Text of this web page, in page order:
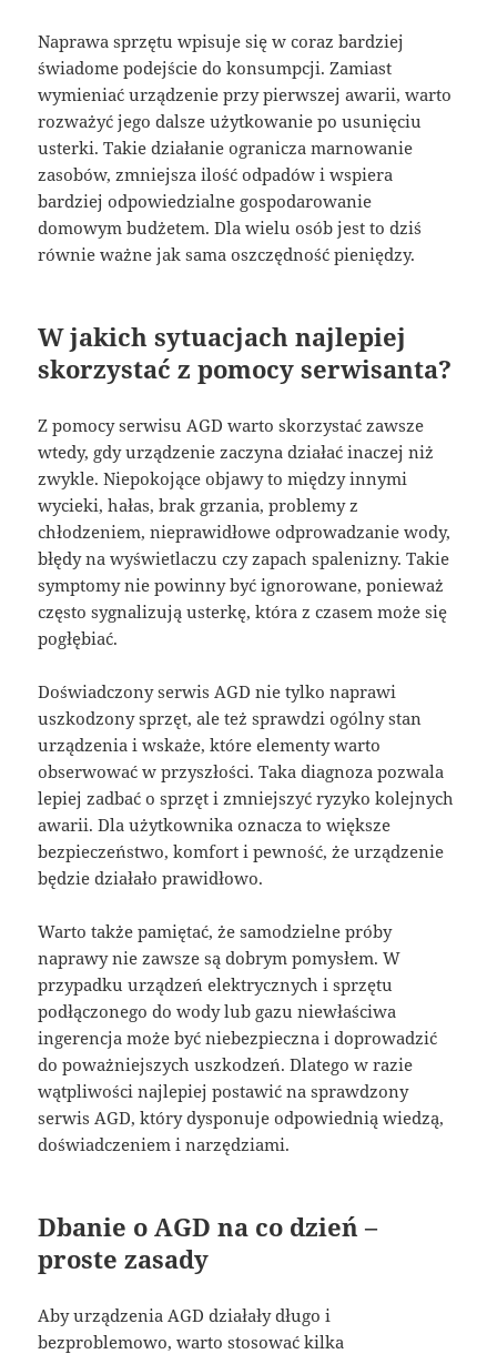
Naprawa sprzętu wpisuje się w coraz bardziej
świadome podejście do konsumpcji. Zamiast
wymieniać urządzenie przy pierwszej awarii, warto
rozważyć jego dalsze użytkowanie po usunięciu
usterki. Takie działanie ogranicza marnowanie
zasobów, zmniejsza ilość odpadów i wspiera
bardziej odpowiedzialne gospodarowanie
domowym budżetem. Dla wielu osób jest to dziś
równie ważne jak sama oszczędność pieniędzy.
W jakich sytuacjach najlepiej
skorzystać z pomocy serwisanta?
Z pomocy serwisu AGD warto skorzystać zawsze
wtedy, gdy urządzenie zaczyna działać inaczej niż
zwykle. Niepokojące objawy to między innymi
wycieki, hałas, brak grzania, problemy z
chłodzeniem, nieprawidłowe odprowadzanie wody,
błędy na wyświetlaczu czy zapach spalenizny. Takie
symptomy nie powinny być ignorowane, ponieważ
często sygnalizują usterkę, która z czasem może się
pogłębiać.
Doświadczony serwis AGD nie tylko naprawi
uszkodzony sprzęt, ale też sprawdzi ogólny stan
urządzenia i wskaże, które elementy warto
obserwować w przyszłości. Taka diagnoza pozwala
lepiej zadbać o sprzęt i zmniejszyć ryzyko kolejnych
awarii. Dla użytkownika oznacza to większe
bezpieczeństwo, komfort i pewność, że urządzenie
będzie działało prawidłowo.
Warto także pamiętać, że samodzielne próby
naprawy nie zawsze są dobrym pomysłem. W
przypadku urządzeń elektrycznych i sprzętu
podłączonego do wody lub gazu niewłaściwa
ingerencja może być niebezpieczna i doprowadzić
do poważniejszych uszkodzeń. Dlatego w razie
wątpliwości najlepiej postawić na sprawdzony
serwis AGD, który dysponuje odpowiednią wiedzą,
doświadczeniem i narzędziami.
Dbanie o AGD na co dzień –
proste zasady
Aby urządzenia AGD działały długo i
bezproblemowo, warto stosować kilka